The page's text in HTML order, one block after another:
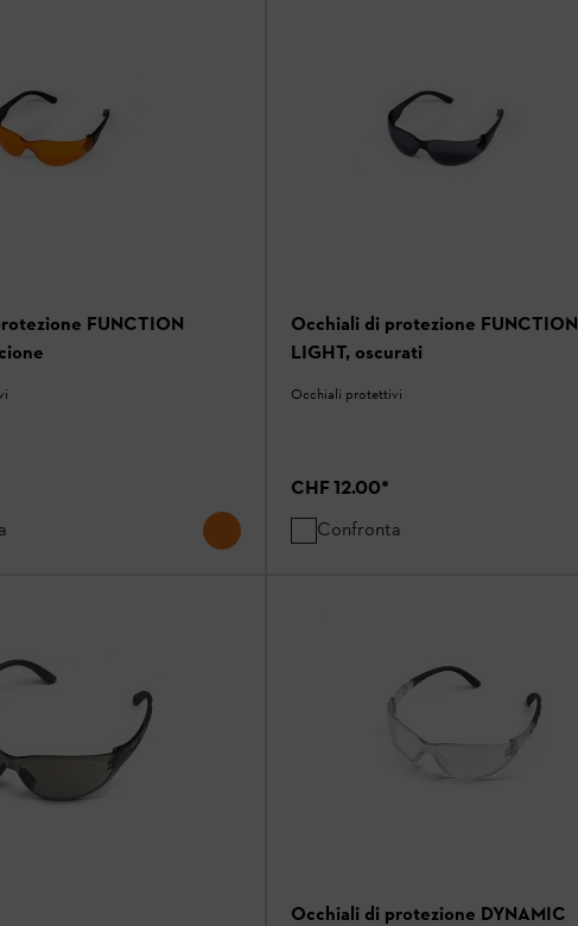
FUNCTION
Occhiali di protezione FUNCTION
LIGHT, oscurati
Occhiali protettivi
CHF 12.00*
Confronta
Occhiali di protezione DYNAMIC